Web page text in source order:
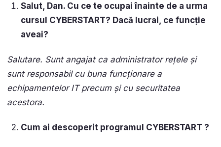
Salut, Dan. Cu ce te ocupai înainte de a urma
cursul CYBERSTART? Dacă lucrai, ce funcție
aveai?
Salutare. Sunt angajat ca administrator rețele și
sunt responsabil cu buna funcționare a
echipamentelor IT precum și cu securitatea
acestora.
Cum ai descoperit programul CYBERSTART ?